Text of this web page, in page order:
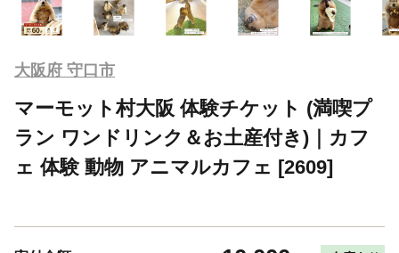
大阪府 守口市
マーモット村大阪 体験チケット (満喫プ
ラン ワンドリンク＆お土産付き)｜カフ
ェ 体験 動物 アニマルカフェ [2609]